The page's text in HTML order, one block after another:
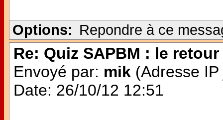
Options: Repondre à ce
Re: Quiz SAPBM : le retour
Envoyé par: mik (Adresse
Date: 26/10/12 12:51